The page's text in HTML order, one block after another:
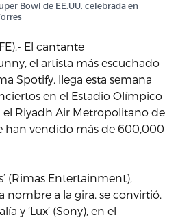
Bowl de EE.UU. celebrada en
El cantante
el artista más escuchado
Spotify, llega esta semana
en el Estadio Olímpico
el Riyadh Air Metropolitano de
han vendido más de 600,000
(Rimas Entertainment),
a la gira, se convirtió,
y ‘Lux’ (Sony), en el